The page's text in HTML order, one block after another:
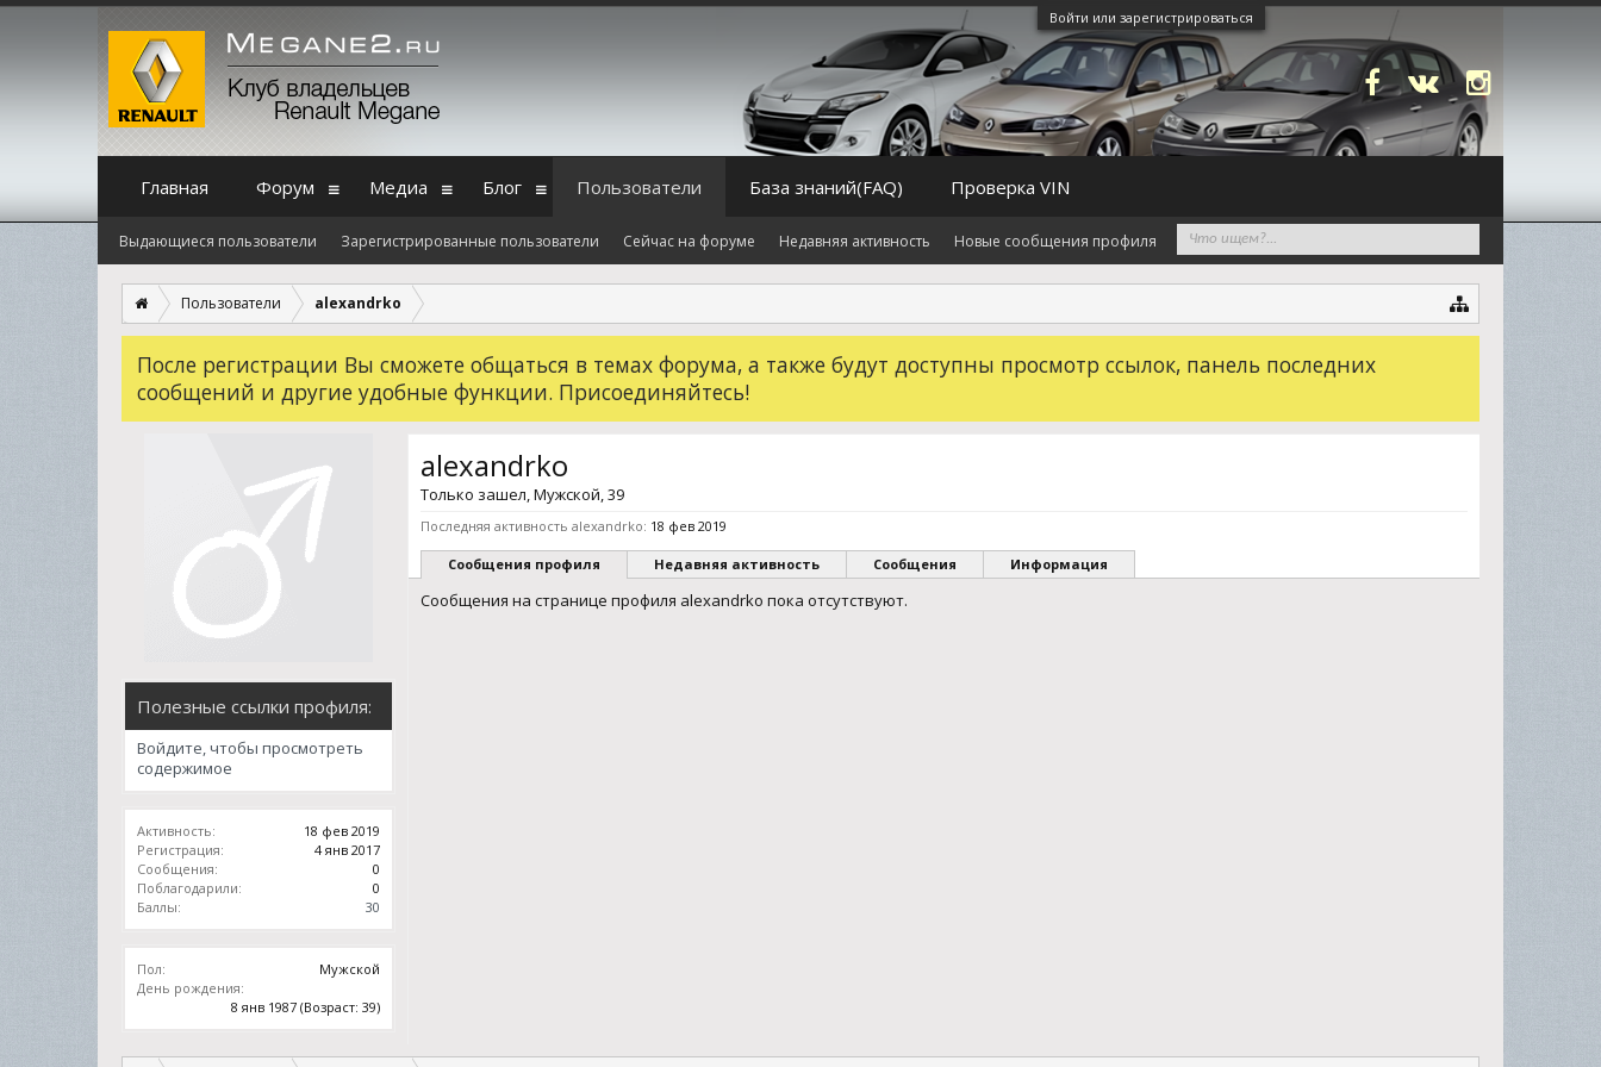
Войти или зарегистрироваться
Пользователи alexandrko
После регистрации Вы сможете общаться в темах форума, а также будут доступны просмотр ссылок, панель последних
сообщений и другие удобные функции. Присоединяйтесь!
Полезные ссылки профиля:
Войдите, чтобы просмотреть
содержимое
Активность:
18 фев 2019
Регистрация:
4 янв 2017
Сообщения:
0
Поблагодарили:
0
Баллы:
30
Пол:
Мужской
День рождения:
8 янв 1987 (Возраст: 39)
alexandrko
Только зашел, Мужской, 39
Последняя активность alexandrko: 18 фев 2019
Сообщения профиля Недавняя активность Сообщения Информация
Сообщения на странице профиля alexandrko пока отсутствуют.
Главная Форум Медиа Блог Пользователи
Выдающиеся пользователи Зарегистрированные пользователи Сейчас на форуме Недавняя активность Новые сообщения профиля
База знаний(FAQ) Проверка VIN